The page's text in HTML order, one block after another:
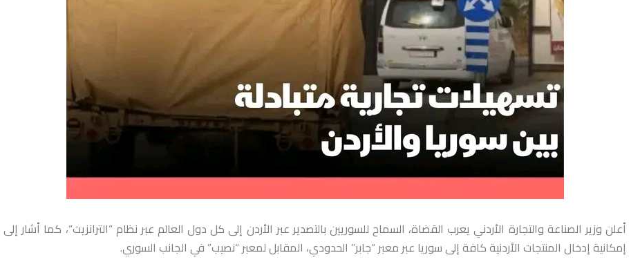
أعلن وزير الصناعة والتجارة الأردني يعرب القضاة، السماح للسوريين بالتصدير عبر الأردن إلى كل دول العالم عبر نظام “الترانزيت”، كما أشار إلى
إمكانية إدخال المنتجات الأردنية كافة إلى سوريا عبر معبر “جابر” الحدودي، المقابل لمعبر “نصيب” في الجانب السوري.